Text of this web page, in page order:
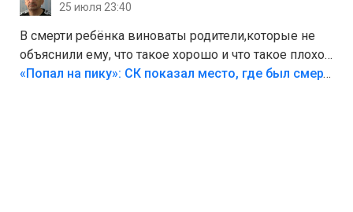
25 июля 23:40
В смерти ребёнка виноваты родители,которые не
объяснили ему, что такое хорошо и что такое плохо!
Лезть через такой забор,верх безумия,есть же
«Попал на пику»: СК показал место, где был смертельно травмирован ребенок в Тольятти